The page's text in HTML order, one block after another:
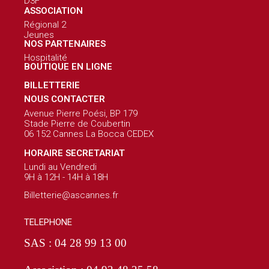
ASSOCIATION
Régional 2
Jeunes
NOS PARTENAIRES
Hospitalité
BOUTIQUE EN LIGNE
BILLETTERIE
NOUS CONTACTER
Avenue Pierre Poési, BP 179
Stade Pierre de Coubertin
06 152 Cannes La Bocca CEDEX
HORAIRE SECRETARIAT
Lundi au Vendredi
9H à 12H - 14H à 18H
Billetterie@ascannes.fr
TELEPHONE
SAS : 04 28 99 13 00